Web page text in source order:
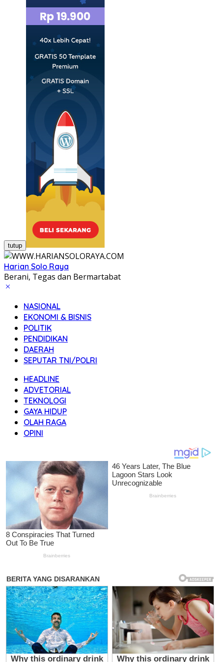
tutup
Harian Solo Raya
Berani, Tegas dan Bermartabat
NASIONAL
EKONOMI & BISNIS
POLITIK
PENDIDIKAN
DAERAH
SEPUTAR TNI/POLRI
HEADLINE
ADVETORIAL
TEKNOLOGI
GAYA HIDUP
OLAH RAGA
OPINI